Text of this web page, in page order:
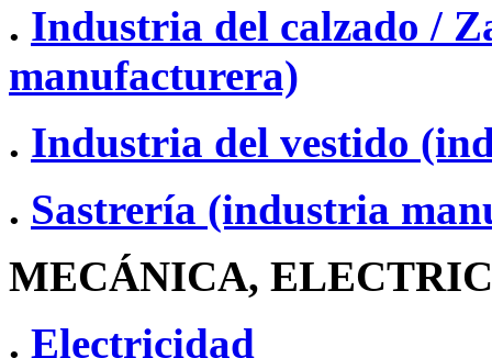
. Industria del calzado /
manufacturera)
. Industria del vestido
. Sastrería (industria
MECÁNICA,
. Electricidad